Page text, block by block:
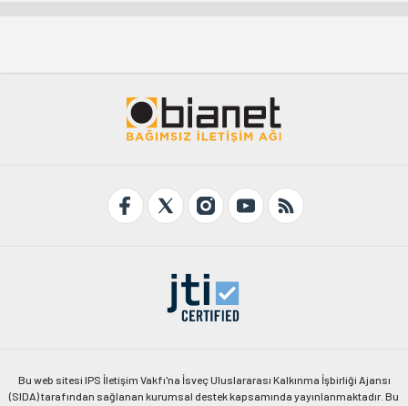
Bu web sitesi IPS İletişim Vakfı'na İsveç Uluslararası Kalkınma İşbirliği Ajansı
(SIDA) tarafından sağlanan kurumsal destek kapsamında yayınlanmaktadır. Bu